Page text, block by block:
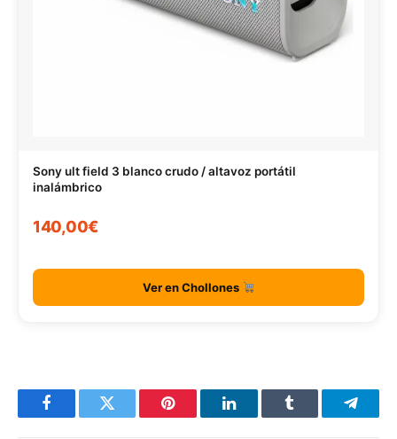
Sony ult field 3 blanco crudo / altavoz portátil
inalámbrico
140,00€
Ver en Chollones
FacebookTwitter Pinterest LinkedInTumblr